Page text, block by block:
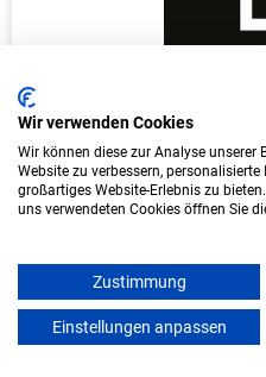
Duales Studium
virtuellen Campus -
LANGE IMMO GmbH
(Internationale Hochschule)
bundesweit
Wir verwenden Cookies
Wir können diese zur Analyse unserer
Website zu verbessern,
großartiges Website-Erlebnis zu
uns verwendeten Cookies öffnen Sie
Zustimmung
Einstellungen anpassen